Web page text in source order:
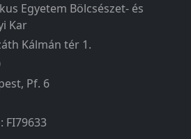
Egyetem Bölcsészet- és
Kar
Kálmán tér 1.
Pf. 6
FI79633